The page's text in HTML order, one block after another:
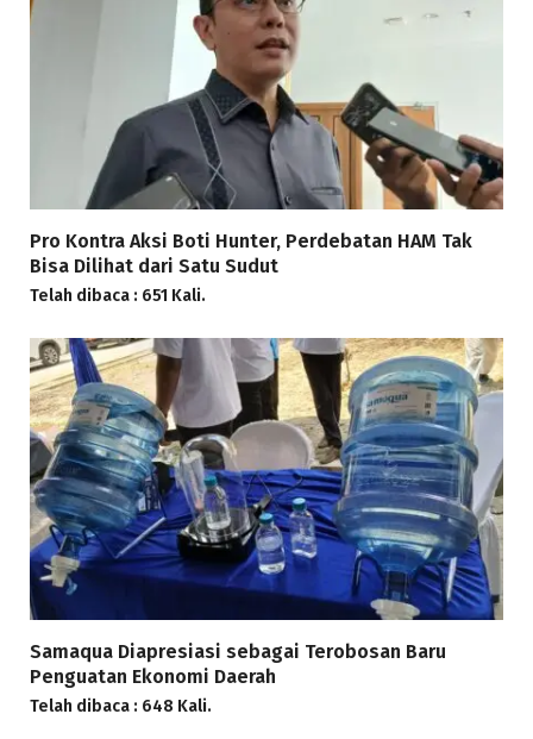
Pro Kontra Aksi Boti Hunter, Perdebatan HAM Tak
Bisa Dilihat dari Satu Sudut
Telah dibaca : 651 Kali.
Samaqua Diapresiasi sebagai Terobosan Baru
Penguatan Ekonomi Daerah
Telah dibaca : 648 Kali.